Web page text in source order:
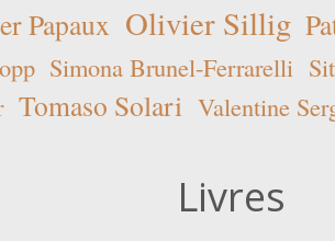
Papaux Olivier Sillig
Simona Brunel-Ferrarelli
Tomaso Solari Valentine
Livres